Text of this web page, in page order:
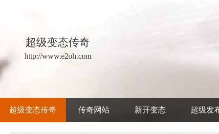
超级变态传奇
http://www.e2oh.com
超级变态传奇 传奇网站 新开变态 超级发